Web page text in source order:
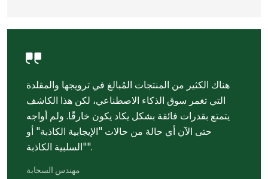
هناك الكثير من المنتجات المُبالغ في ترويجها والمقلدة
التي تغمر سوق الذكاء الاصطناعي، لكن هذا الكاشف
يتمتع بقدرات فائقة بشكل يكاد يكون خارقًا. ولم أواجه
حتى الآن أي حالة من حالات "الإيجابية الكاذبة" أو
"السلبية الكاذبة".
مهندس السحابة